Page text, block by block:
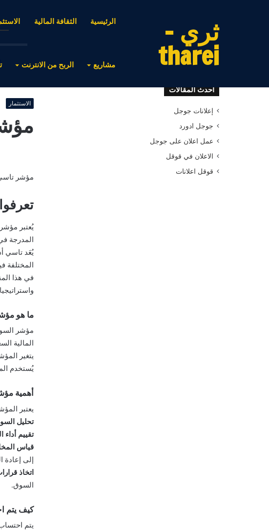
ثري -
tharei
الرئيسية الثقافة المالية
مشاريع الربح من الانترنت
الاستثمار
مؤشر تاسي
المدرجة
يُعَد تاسي
المختلفة
في هذا
ما هو
المالية
يتغير
يُستخدم
أهمية
يعتبر
تحليل
تقييم
قياس
إلى إعادة
اتخاذ
السوق.
كيف يتم
يتم
أحدث المقالات
إعلانات جوجل
جوجل ادورد
عمل اعلان على جوجل
الاعلان في قوقل
قوقل اعلانات